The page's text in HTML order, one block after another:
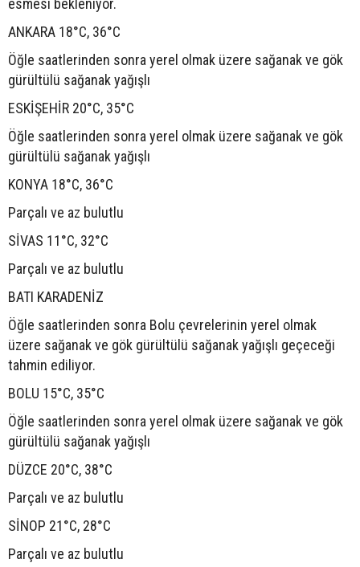
esmesi bekleniyor.
ANKARA 18°C, 36°C
Öğle saatlerinden sonra yerel olmak üzere sağanak ve gök
gürültülü sağanak yağışlı
ESKİŞEHİR 20°C, 35°C
Öğle saatlerinden sonra yerel olmak üzere sağanak ve gök
gürültülü sağanak yağışlı
KONYA 18°C, 36°C
Parçalı ve az bulutlu
SİVAS 11°C, 32°C
Parçalı ve az bulutlu
BATI KARADENİZ
Öğle saatlerinden sonra Bolu çevrelerinin yerel olmak
üzere sağanak ve gök gürültülü sağanak yağışlı geçeceği
tahmin ediliyor.
BOLU 15°C, 35°C
Öğle saatlerinden sonra yerel olmak üzere sağanak ve gök
gürültülü sağanak yağışlı
DÜZCE 20°C, 38°C
Parçalı ve az bulutlu
SİNOP 21°C, 28°C
Parçalı ve az bulutlu